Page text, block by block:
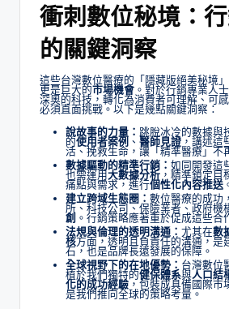
衝刺數位秘境：
的關鍵洞察
這些台灣數位醫療的「隱藏版絕美秘境
更是巨大的市場機會 。對於行銷專業人
深奧的科技，轉化為消費者可理解、可
必須直面挑戰。以下是幾點關鍵洞察：
說故事的力量： 跳脫冰冷的數據與
的使用者案例 、 醫師見證，講述這
活、挽救生命，讓「精準醫療」不
數據驅動的精準行銷： 如同開發這
也需運用大數據分析 ，精準鎖定目
痛點與需求，進行個性化內容推送
建立跨域生態圈： 數位醫療的成功
所、科技公司、保險業者、政府機
創 。行銷策略應著重於促成這些合
法規與倫理的透明溝通： 尤其在數
核方面，透明且負責任的溝通，是
石，也是品牌長遠發展的保障。
全球視野下的在地優勢： 台灣數位
植於我們獨特的健保體系與人口結
化的成功經驗，包裝成具備國際市
是我們推向全球的策略考量。